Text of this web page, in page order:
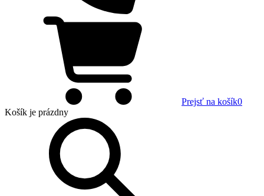
Prejsť na košík0
Košík je prázdny